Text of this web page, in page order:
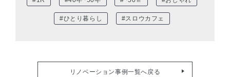
#ひとり暮らし #スロウカフェ
リノベーション事例一覧へ戻る